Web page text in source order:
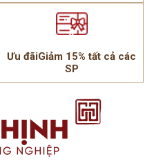
Ưu đãiGiảm 15% tất cả các
SP